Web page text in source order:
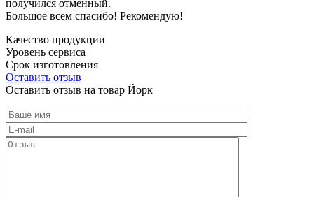
получился отменный.
Большое всем спасибо! Рекомендую!
Качество продукции
Уровень сервиса
Срок изготовления
Оставить отзыв
Оставить отзыв на товар Йорк